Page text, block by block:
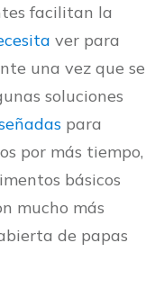
facilitan la
ver para
una vez que se
soluciones
para
por más tiempo,
básicos
mucho más
de papas